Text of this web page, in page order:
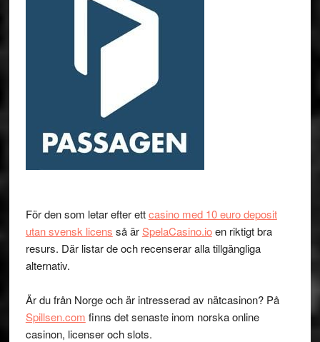
För den som letar efter ettcasino med 10 euro deposit
utan svensk licens så ärSpelaCasino.ioen riktigt bra
resurs. Där listar de och recenserar alla tillgängliga
alternativ.
Är du från Norge och är intresserad av nätcasinon? På
Spillsen.com finns det senaste inom norska online
casinon, licenser och slots.